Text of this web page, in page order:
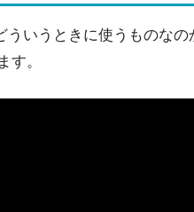
いうときに使うものなの
す。